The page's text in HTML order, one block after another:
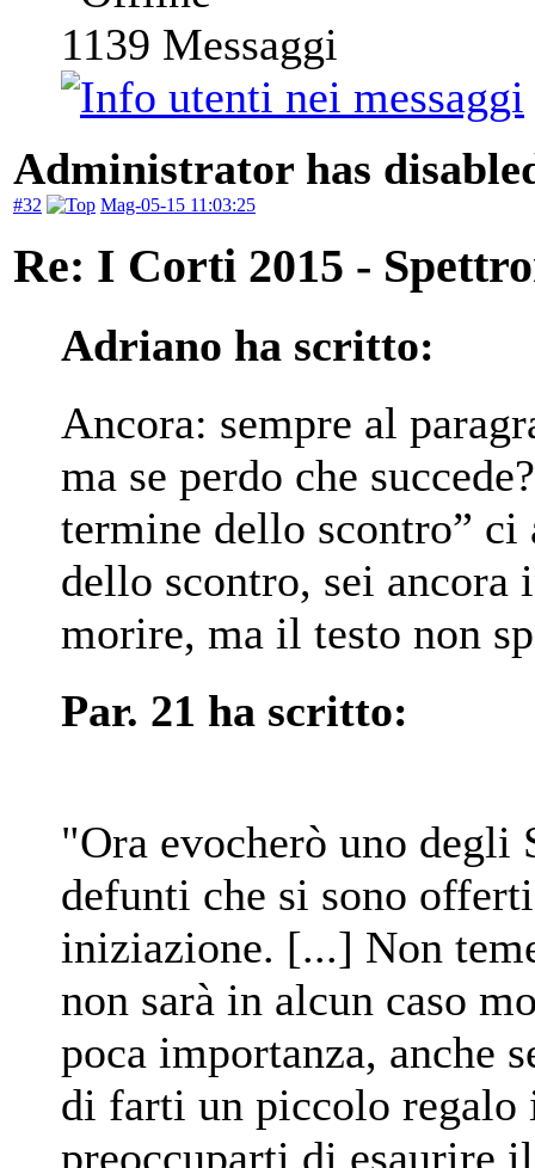
1139 Messaggi
Administrator has
#32 Mag-05-15 11:03:25
Re: I Corti 2015 -
Adriano ha scritto:
Ancora: sempre al
ma se perdo che
termine dello scontro” ci
dello scontro, sei ancora
morire, ma il testo non
Par. 21 ha scritto:
"Ora evocherò uno
defunti che si sono
iniziazione. [...] Non
non sarà in alcun caso
poca importanza, anche
di farti un piccolo
preoccuparti di esaurire